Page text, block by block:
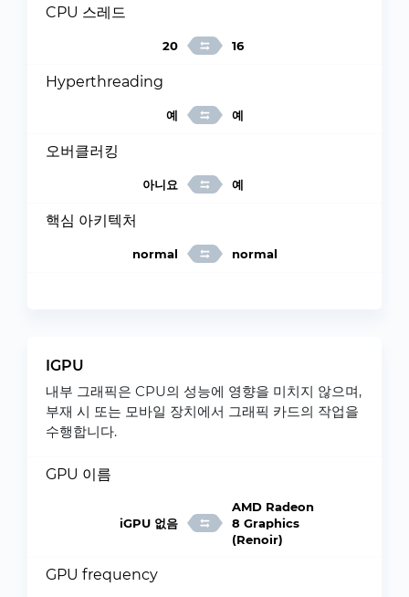
CPU 스레드
20 16
Hyperthreading
예 예
오버클러킹
아니요 예
핵심 아키텍처
normal normal
IGPU
내부 그래픽은 CPU의 성능에 영향을 미치지 않으며,
부재 시 또는 모바일 장치에서 그래픽 카드의 작업을
수행합니다.
GPU 이름
iGPU 없음
AMD Radeon
8 Graphics
(Renoir)
GPU frequency